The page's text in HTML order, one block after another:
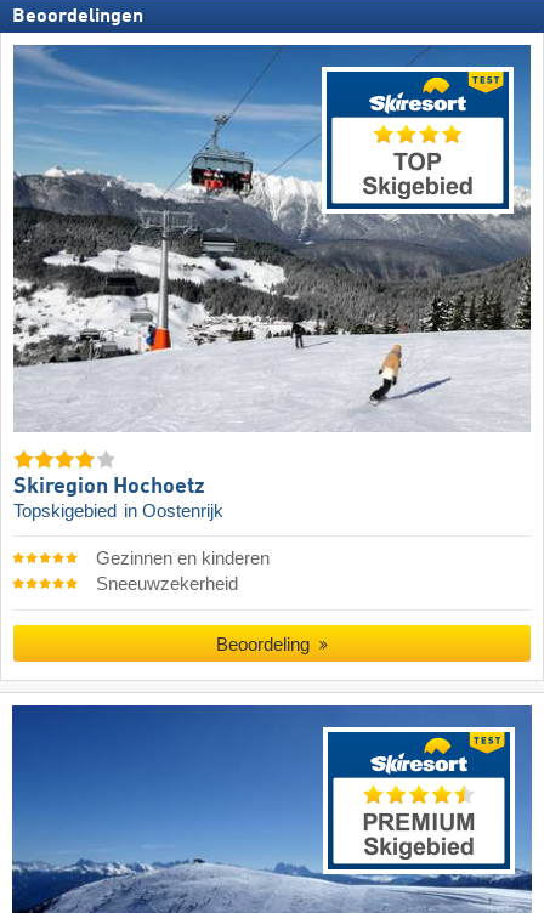
Beoordelingen
Skiregion Hochoetz
Topskigebied in Oostenrijk
Gezinnen en kinderen
Sneeuwzekerheid
Beoordeling